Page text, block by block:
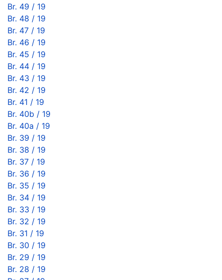
Br. 49 / 19
Br. 48 / 19
Br. 47 / 19
Br. 46 / 19
Br. 45 / 19
Br. 44 / 19
Br. 43 / 19
Br. 42 / 19
Br. 41 / 19
Br. 40b / 19
Br. 40a / 19
Br. 39 / 19
Br. 38 / 19
Br. 37 / 19
Br. 36 / 19
Br. 35 / 19
Br. 34 / 19
Br. 33 / 19
Br. 32 / 19
Br. 31 / 19
Br. 30 / 19
Br. 29 / 19
Br. 28 / 19